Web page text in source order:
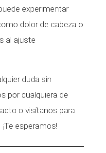
experimentar
dolor de cabeza o
al ajuste
duda sin
por cualquiera de
o visítanos para
esperamos!